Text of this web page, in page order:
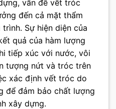
vấn đề vết tróc
đến cả mặt thẩm
Sự hiện diện của
quả của hàm lượng
tiếp xúc với nước, vôi
tượng nứt và tróc trên
xác định vết tróc do
để đảm bảo chất lượng
xây dựng.